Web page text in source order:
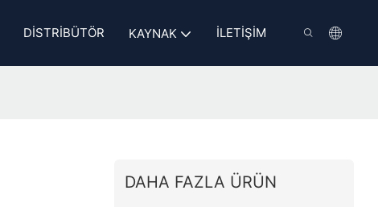
DISTRIBÜTÖR KAYNAK İLETIŞIM
DAHA FAZLA ÜRÜN